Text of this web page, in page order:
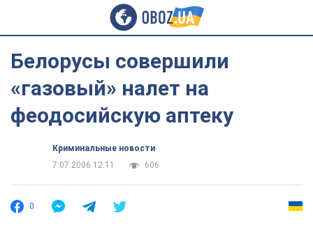
Белорусы совершили
«газовый» налет на
феодосийскую аптеку
Криминальные новости
7.07.2006 12:11
606
0